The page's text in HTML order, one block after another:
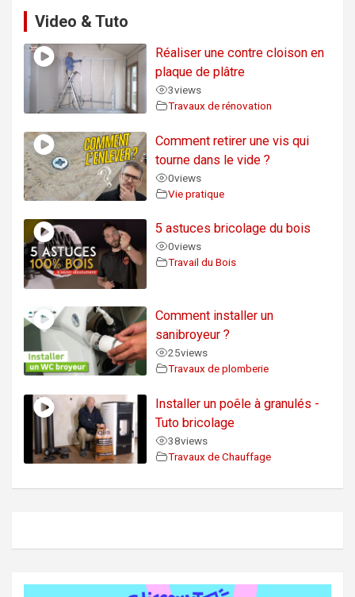
Video & Tuto
Réaliser une contre cloison en
plaque de plâtre
3views
Travaux de rénovation
Comment retirer une vis qui
tourne dans le vide ?
0views
Vie pratique
5 astuces bricolage du bois
0views
Travail du Bois
Comment installer un
sanibroyeur ?
25views
Travaux de plomberie
Installer un poêle à granulés -
Tuto bricolage
38views
Travaux de Chauffage